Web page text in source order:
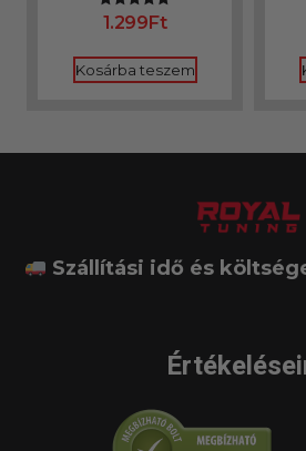
Értékelés:
5.00
1.299Ft
Kosárba teszem
Szállítási idő és